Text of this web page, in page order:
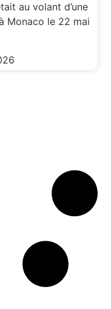
au volant d’une
Monaco le 22 mai